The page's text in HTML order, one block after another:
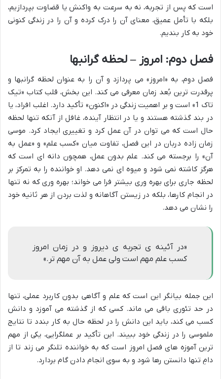
است که پس از تجربه، نه به سرعت به واکنش یا قضاوت بپردازیم،
بلکه با تأمل عمیق، معنای آن را درک کرده و آن را در زندگی کنونی
خود به کار بندیم.
فصل دوم: امروز – لحظه گرانبها
فصل دوم، به «امروز» می پردازد و آن را به عنوان لحظه گرانبها و
پرقدرت ترین بُعد زمان معرفی می کند. این بخش، قلب کتاب «تیک
تاک 1» است و بر اهمیت زندگی در «اکنون» تأکید دارد. اغلب افراد، یا
در بند گذشته هستند و یا در انتظار آینده، غافل از آنکه تنها لحظه
حال است که می توان در آن عمل کرد و تغییری ایجاد کرد. موسی
زمان زاده دربان در این فصل، تفاوت میان «کسب علم» و «عمل به
آن» را برجسته می کند. علم بدون عمل، همچون دانه ای است که
هرگز کاشته نمی شود و میوه ای نمی دهد. او خواننده را به تمرکز بر
لحظه جاری برای بهره وری بیشتر فرا می خواند؛ بهره وری که نه تنها
در انجام کارها، بلکه در زیستن آگاهانه و لذت بردن از هر ثانیه خود
را نشان می دهد.
«در آئینه ی تجربه ی دیروز و در زمان امروز
کسب علم مهم است ولی عمل به آن مهم تر.»
این جمله بیانگر این است که علم و آگاهی بدون کاربرد عملی، تنها
در حد تئوری باقی می ماند. کسی که از گذشته می آموزد و دانش
کسب می کند، باید این دانش را در لحظه حال به کار بندد تا نتایج
ملموسی را در زندگی خود ببیند. این تأکید بر عملگرایی، یکی از مهم
ترین آموزه های فصل امروز است که به خواننده تلنگر می زند تا از
دامِ تنها دانستن رها شود و به سوی انجام دادن گام بردارد.